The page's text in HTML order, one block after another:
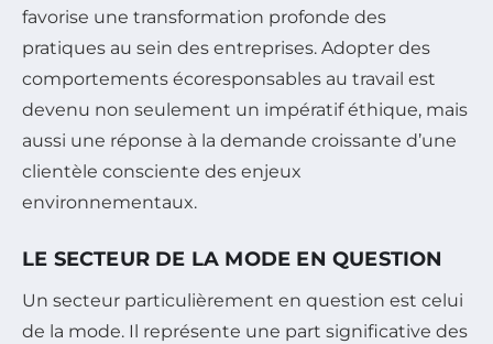
favorise une transformation profonde des
pratiques au sein des entreprises. Adopter des
comportements écoresponsables au travail est
devenu non seulement un impératif éthique, mais
aussi une réponse à la demande croissante d’une
clientèle consciente des enjeux
environnementaux.
LE SECTEUR DE LA MODE EN QUESTION
Un secteur particulièrement en question est celui
de la mode. Il représente une part significative des